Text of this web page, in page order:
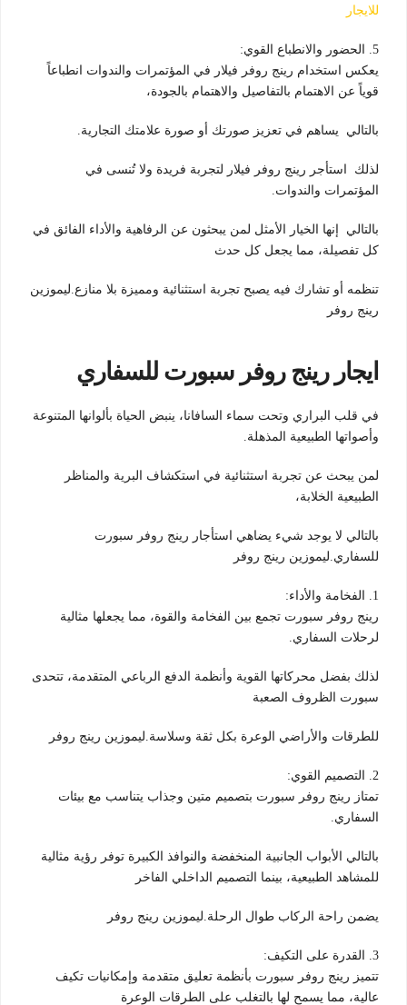
للايجار
5. الحضور والانطباع القوي:
يعكس استخدام رينج روفر فيلار في المؤتمرات والندوات انطباعاً
قوياً عن الاهتمام بالتفاصيل والاهتمام بالجودة،
بالتالي يساهم في تعزيز صورتك أو صورة علامتك التجارية.
لذلك استأجر رينج روفر فيلار لتجربة فريدة ولا تُنسى في
المؤتمرات والندوات.
بالتالي إنها الخيار الأمثل لمن يبحثون عن الرفاهية والأداء الفائق في
كل تفصيلة، مما يجعل كل حدث
تنظمه أو تشارك فيه يصبح تجربة استثنائية ومميزة بلا منازع.ليموزين
رينج روفر
ايجار رينج روفر سبورت للسفاري
في قلب البراري وتحت سماء السافانا، ينبض الحياة بألوانها المتنوعة
وأصواتها الطبيعية المذهلة.
لمن يبحث عن تجربة استثنائية في استكشاف البرية والمناظر
الطبيعية الخلابة،
بالتالي لا يوجد شيء يضاهي استأجار رينج روفر سبورت
للسفاري.ليموزين رينج روفر
1. الفخامة والأداء:
رينج روفر سبورت تجمع بين الفخامة والقوة، مما يجعلها مثالية
لرحلات السفاري.
لذلك بفضل محركاتها القوية وأنظمة الدفع الرباعي المتقدمة، تتحدى
سبورت الظروف الصعبة
للطرقات والأراضي الوعرة بكل ثقة وسلاسة.ليموزين رينج روفر
2. التصميم القوي:
تمتاز رينج روفر سبورت بتصميم متين وجذاب يتناسب مع بيئات
السفاري.
بالتالي الأبواب الجانبية المنخفضة والنوافذ الكبيرة توفر رؤية مثالية
للمشاهد الطبيعية، بينما التصميم الداخلي الفاخر
يضمن راحة الركاب طوال الرحلة.ليموزين رينج روفر
3. القدرة على التكيف:
تتميز رينج روفر سبورت بأنظمة تعليق متقدمة وإمكانيات تكيف
عالية، مما يسمح لها بالتغلب على الطرقات الوعرة